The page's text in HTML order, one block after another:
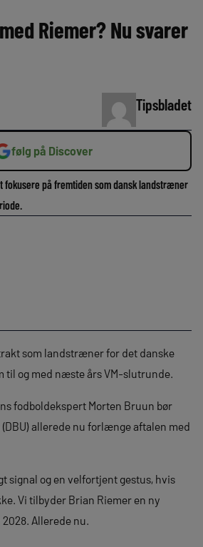
Riemer? Nu svarer
Tipsbladet
følg på Discover
fokusere på fremtiden som dansk landstræner
som landstræner for det danske
til og med næste års VM-slutrunde.
fodboldekspert Morten Bruun bør
allerede nu forlænge aftalen med
signal og en velfortjent gestus, hvis
Vi tilbyder Brian Riemer en ny
Allerede nu.